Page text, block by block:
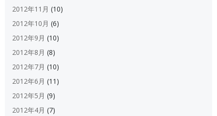
2012年11月 (10)
2012年10月 (6)
2012年9月 (10)
2012年8月 (8)
2012年7月 (10)
2012年6月 (11)
2012年5月 (9)
2012年4月 (7)